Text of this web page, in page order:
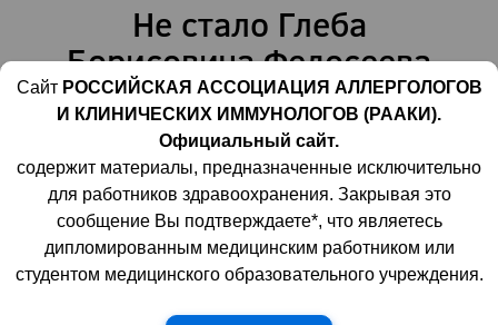
Не стало Глеба
Борисовича Федосеева
15 мая 2019 | 13:16:27 3900
Сайт РОССИЙСКАЯ АССОЦИАЦИЯ АЛЛЕРГОЛОГОВ
И КЛИНИЧЕСКИХ ИММУНОЛОГОВ (РААКИ).
Официальный сайт.
содержит материалы, предназначенные исключительно
для работников здравоохранения. Закрывая это
сообщение Вы подтверждаете*, что являетесь
дипломированным медицинским работником или
студентом медицинского образовательного учреждения.